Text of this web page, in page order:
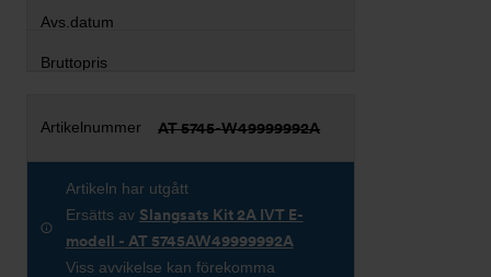
AT 5745-W49999992A
Artikeln har utgått
Ersätts av Slangsats Kit 2A IVT E-
modell - AT 5745AW49999992A
Viss avvikelse kan förekomma